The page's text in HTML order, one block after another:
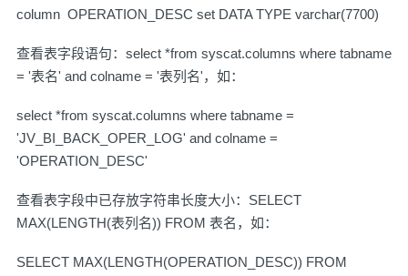
column OPERATION_DESC set DATA TYPE varchar(7700)
查看表字段语句：select *from syscat.columns where tabname
= '表名' and colname = '表列名'，如：
select *from syscat.columns where tabname =
'JV_BI_BACK_OPER_LOG' and colname =
'OPERATION_DESC'
查看表字段中已存放字符串长度大小：SELECT
MAX(LENGTH(表列名)) FROM 表名，如：
SELECT MAX(LENGTH(OPERATION_DESC)) FROM